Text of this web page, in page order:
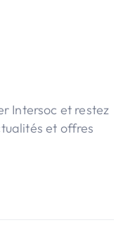
Intersoc et restez
et offres